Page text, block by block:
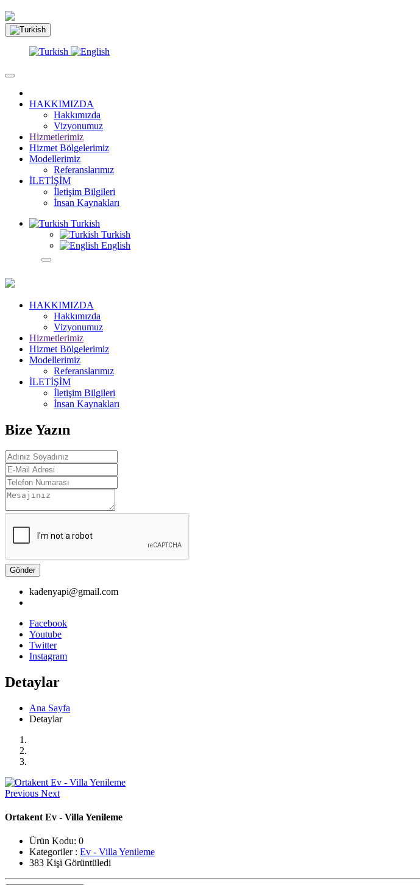
HAKKIMIZDA
Hakkımızda
Vizyonumuz
Hizmetlerimiz
Hizmet Bölgelerimiz
Modellerimiz
Referanslarımız
İLETİŞİM
İletişim Bilgileri
İnsan Kaynakları
Turkish
Turkish
English
HAKKIMIZDA
Hakkımızda
Vizyonumuz
Hizmetlerimiz
Hizmet Bölgelerimiz
Modellerimiz
Referanslarımız
İLETİŞİM
İletişim Bilgileri
İnsan Kaynakları
Bize Yazın
Gönder
kadenyapi@gmail.com
Facebook
Youtube
Twitter
Instagram
Detaylar
Ana Sayfa
Detaylar
Previous Next
Ortakent Ev - Villa Yenileme
Ürün Kodu: 0
Kategoriler : Ev - Villa Yenileme
383 Kişi Görüntüledi